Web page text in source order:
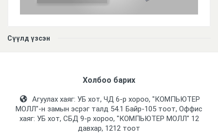
Төрөл
Нягтаршил
Бүгд
Сүүлд үзсэн
Холбоо барих
Агуулах хаяг: УБ хот, ЧД 6-р хороо, "КОМПЬЮТЕР
МОЛЛ᠌"-н замын эсрэг талд 54.1 Байр-105 тоот, Оффис
хаяг: УБ хот, СБД 9-р хороо, "КОМПЬЮТЕР МОЛЛ᠌" 12
давхар, 1212 тоот